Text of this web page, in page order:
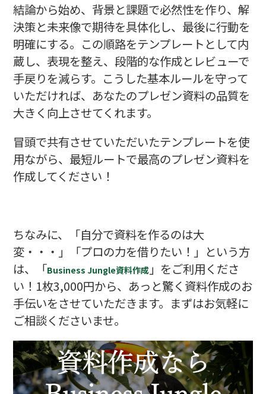
結論から始め、背景と課題で必然性を作り、解
決策と未来像で期待を具体化し、最後に行動を
明確にする。この順路をテンプレートとして内
蔵し、表現を整え、段階的な作成とレビューで
手戻りを減らす。こうした基本ルールを守って
いただければ、あなたのプレゼン資料の品質を
大きく向上させてくれます。
冒頭で共有させていただいたテンプレートを使
用ながら、最短ルートで最高のプレゼン資料を
作成してください！
ちなみに、「自分で資料を作るのは大
変・・・」「プロの力を借りたい！」という方
は、「Business Jungle資料作成」をご利用くださ
い！1枚3,000円から、あっと驚く資料作成のお
手伝いをさせていただきます。まずはお気軽に
ご相談くださいませ。